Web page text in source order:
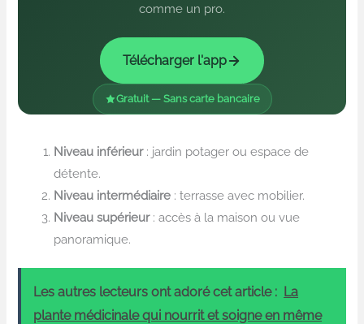
comme un pro.
Télécharger l'app
Gratuit — Sans carte bancaire
Niveau inférieur: jardin potager ou espace de
détente.
Niveau intermédiaire : terrasse avec mobilier.
Niveau supérieur: accès à la maison ou vue
panoramique.
Les autres lecteurs ont adoré cet article : La
plante médicinale qui nourrit et soigne en même